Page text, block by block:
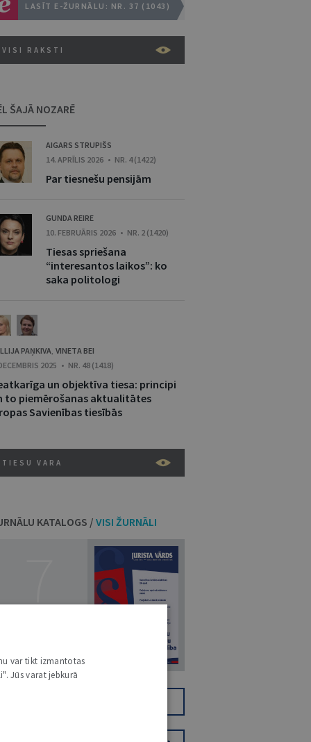
LASĪT E-ŽURNĀLU: NR. 37 (1043)
VISI RAKSTI
ŠAJĀ NOZARĒ
AIGARS STRUPIŠS
14. APRĪLIS 2026 • NR. 4 (1422)
Par tiesnešu pensijām
GUNDA REIRE
10. FEBRUĀRIS 2026 • NR. 2 (1420)
Tiesas spriešana
“interesantos laikos”: ko
saka politologi
PAŅKIVA, VINETA BEI
2025 • NR. 48 (1418)
un objektīva tiesa: principi
to piemērošanas aktualitātes
Savienības tiesībās
TIESU VARA
KATALOGS /VISI ŽURNĀLI
var tikt izmantotas
Jūs varat jebkurā